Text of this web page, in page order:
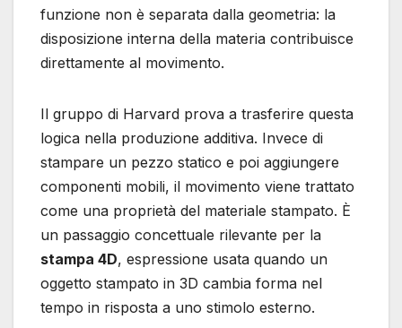
funzione non è separata dalla geometria: la
disposizione interna della materia contribuisce
direttamente al movimento.
Il gruppo di Harvard prova a trasferire questa
logica nella produzione additiva. Invece di
stampare un pezzo statico e poi aggiungere
componenti mobili, il movimento viene trattato
come una proprietà del materiale stampato. È
un passaggio concettuale rilevante per la
stampa 4D, espressione usata quando un
oggetto stampato in 3D cambia forma nel
tempo in risposta a uno stimolo esterno.